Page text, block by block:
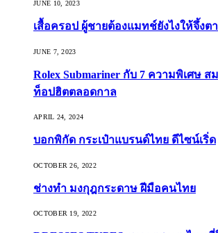
JUNE 10, 2023
เสื้อครอป ผู้ชายต้องแมทช์ยังไงให้จึ้งต
JUNE 7, 2023
Rolex Submariner กับ 7 ความพิเศษ
ท็อปฮิตตลอดกาล
APRIL 24, 2024
บอกพิกัด กระเป๋าแบรนด์ไทย ดีไซน์เริ่ด
OCTOBER 26, 2022
ช่างทำ มงกุฎกระดาษ ฝีมือคนไทย
OCTOBER 19, 2022